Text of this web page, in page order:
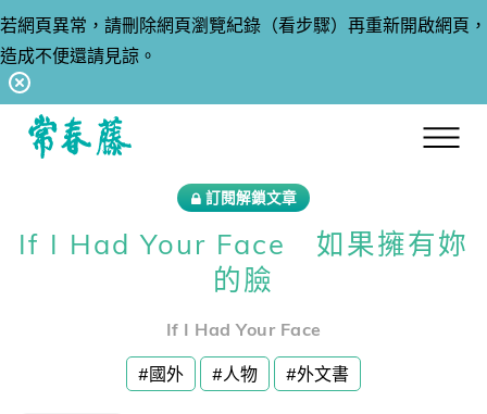
若網頁異常，請刪除網頁瀏覽紀錄（看步驟）再重新開啟網頁，
造成不便還請見諒。
訂閱解鎖文章
If I Had Your Face 如果擁有妳
的臉
If I Had Your Face
#國外 #人物 #外文書